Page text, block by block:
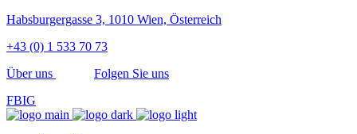
Habsburgergasse 3, 1010 Wien, Österreich
+43 (0) 1 533 70 73
Über uns
Folgen Sie uns
FBIG